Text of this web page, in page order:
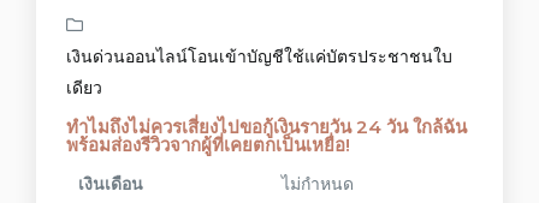
เงินด่วนออนไลน์โอนเข้าบัญชีใช้แค่บัตรประชาชนใบ
เดียว
ทำไมถึงไม่ควรเสี่ยงไปขอกู้เงินรายวัน 24 วัน ใกล้ฉัน
พร้อมส่องรีวิวจากผู้ที่เคยตกเป็นเหยื่อ!
เงินเดือน ไม่กำหนด